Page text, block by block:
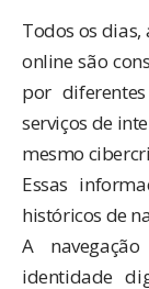
Todos os
online são
por
serviços de
mesmo
Essas
históricos de
A
identidade